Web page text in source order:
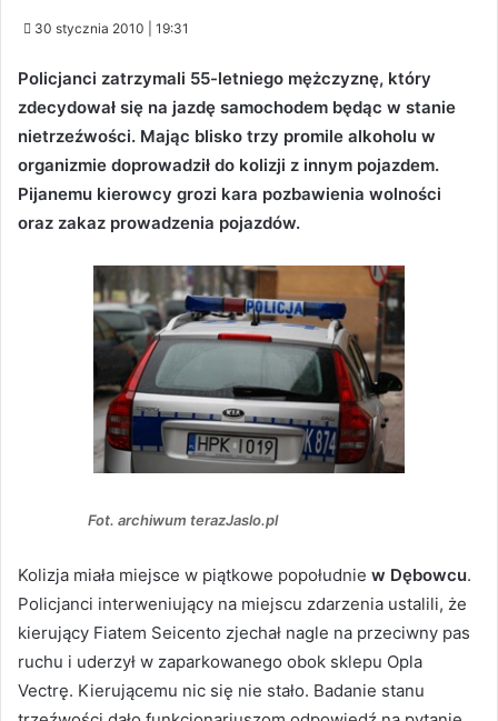
30 stycznia 2010 | 19:31
Policjanci zatrzymali 55-letniego mężczyznę, który
zdecydował się na jazdę samochodem będąc w stanie
nietrzeźwości. Mając blisko trzy promile alkoholu w
organizmie doprowadził do kolizji z innym pojazdem.
Pijanemu kierowcy grozi kara pozbawienia wolności
oraz zakaz prowadzenia pojazdów.
Fot. archiwum terazJaslo.pl
Kolizja miała miejsce w piątkowe popołudnie w Dębowcu.
Policjanci interweniujący na miejscu zdarzenia ustalili, że
kierujący Fiatem Seicento zjechał nagle na przeciwny pas
ruchu i uderzył w zaparkowanego obok sklepu Opla
Vectrę. Kierującemu nic się nie stało. Badanie stanu